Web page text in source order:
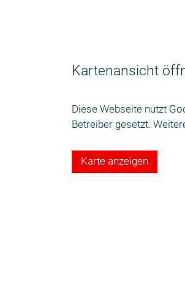
Kartenansicht
Diese Webseite nutzt
Betreiber gesetzt.
Karte anzeigen